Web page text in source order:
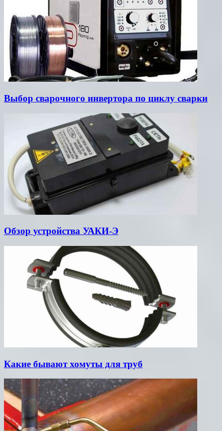
Выбор сварочного инвертора по циклу сварки
Обзор устройства УАКИ-Э
Какие бывают хомуты для труб